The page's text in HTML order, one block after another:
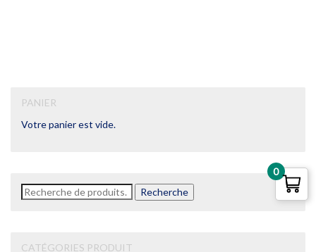
être
sur
PANIER
Votre panier est vide.
Recherche
pour :
Recherche
CATÉGORIES PRODUIT
0